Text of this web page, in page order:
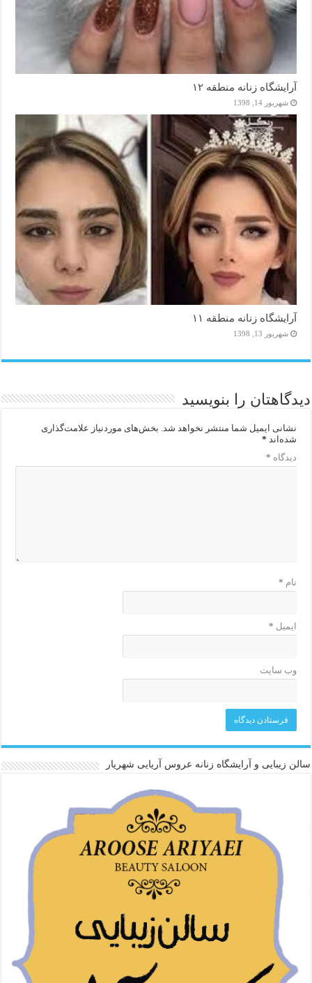
آرایشگاه زنانه منطقه ۱۲
شهریور 14, 1398
آرایشگاه زنانه منطقه ۱۱
شهریور 13, 1398
دیدگاهتان را بنویسید
نشانی ایمیل شما منتشر نخواهد شد. بخش‌های موردنیاز علامت‌گذاری
شده‌اند *
دیدگاه *
نام *
ایمیل *
وب‌ سایت
سالن زیبایی و آرایشگاه زنانه عروس آریایی شهریار